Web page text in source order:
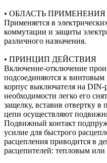
• ОБЛАСТЬ ПРИМЕНЕНИЯ
Применяется в
коммутации и защиты
различного назначения.
• ПРИНЦИП ДЕЙСТВИЯ
Включение-отключение
подсоединяются к
корпус выключателя на DIN-
необходимости легко его
защелку, вставив отвертку
цепи осуществляют
Подвижный контакт
усилие для быстрого
расцепления приводится в
расцепителей: тепловым